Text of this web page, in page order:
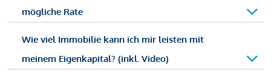
mögliche Rate
Wie viel Immobilie kann ich mir leisten mit
meinem Eigenkapital? (inkl. Video)